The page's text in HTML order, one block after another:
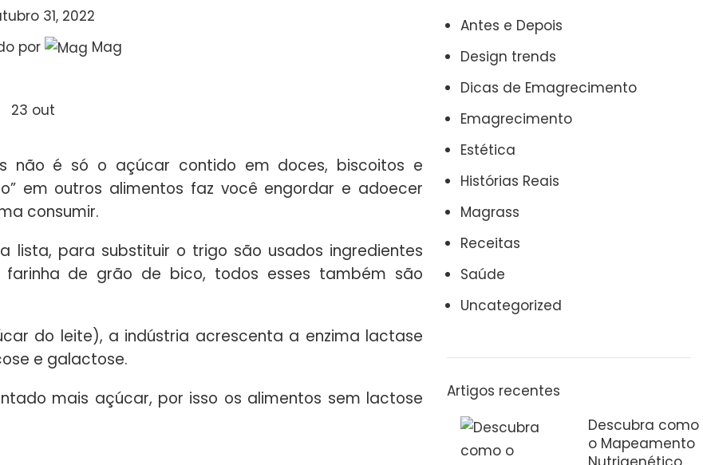
31, 2022
por
Mag
23 out
não é só o açúcar contido em doces, biscoitos e
em outros alimentos faz você engordar e adoecer
consumir.
lista, para substituir o trigo são usados ingredientes
de grão de bico, todos esses também são
do leite), a indústria acrescenta a enzima lactase
e galactose.
mais açúcar, por isso os alimentos sem lactose
Antes e Depois
Design trends
Dicas de Emagrecimento
Emagrecimento
Estética
Histórias Reais
Magrass
Receitas
Saúde
Uncategorized
Artigos recentes
Descubra como
o Mapeamento